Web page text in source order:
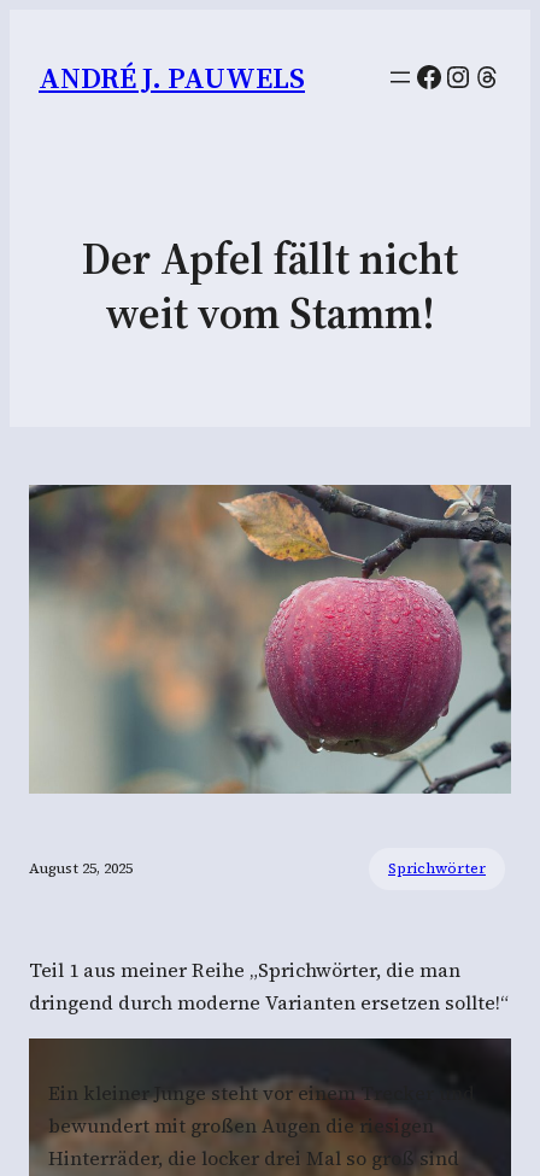
ANDRÉ J. PAUWELS Facebook
Der Apfel fällt nicht
weit vom Stamm!
August 25, 2025 Sprichwörter
Teil 1 aus meiner Reihe „Sprichwörter, die man
dringend durch moderne Varianten ersetzen sollte!“
Ein kleiner Junge steht vor einem Trecker und
bewundert mit großen Augen die riesigen
Hinterräder, die locker drei Mal so groß sind